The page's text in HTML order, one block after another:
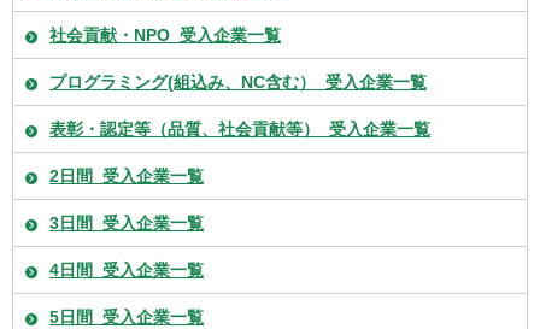
社会貢献・NPO_受入企業一覧
プログラミング(組込み、NC含む）_受入企業一覧
表彰・認定等（品質、社会貢献等）_受入企業一覧
2日間_受入企業一覧
3日間_受入企業一覧
4日間_受入企業一覧
5日間_受入企業一覧